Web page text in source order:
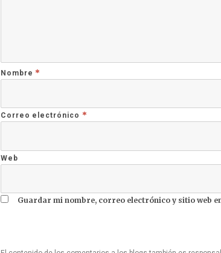
Nombre *
Correo electrónico *
Web
Guardar mi nombre, correo electrónico y sitio web